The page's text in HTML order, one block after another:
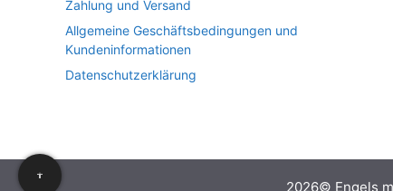
Zahlung und Versand
Allgemeine Geschäftsbedingungen und
Kundeninformationen
Datenschutzerklärung
2026© Engels